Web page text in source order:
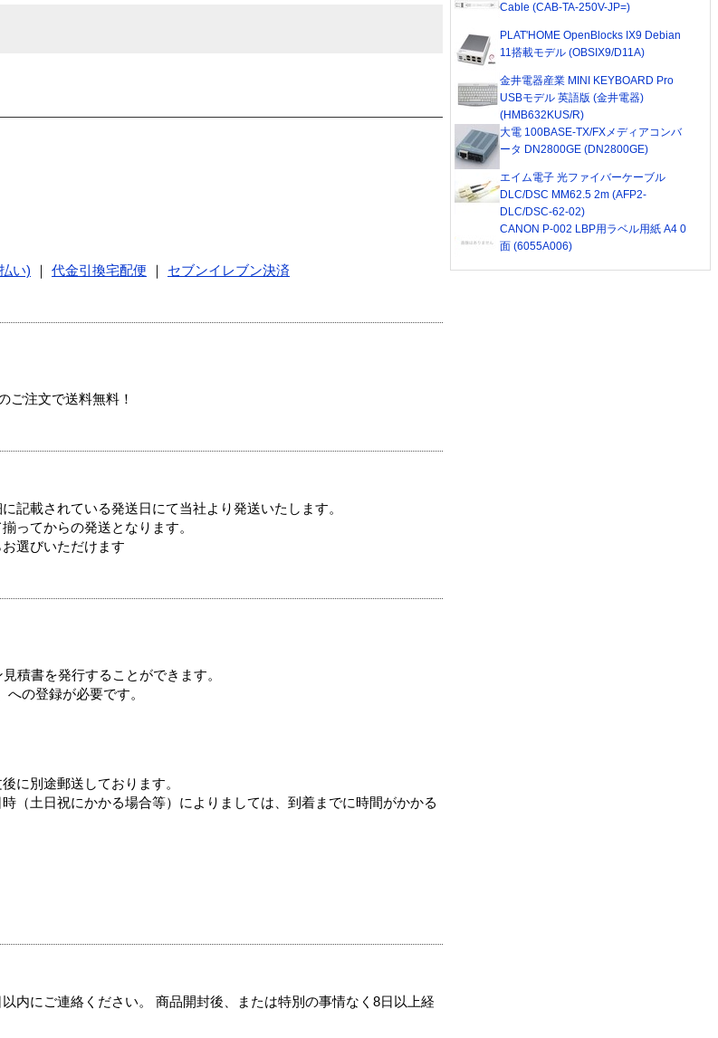
い) 代金引換宅配便
セブンイレブン決済
ご注文で送料無料！
記載されている発送日にて当社より発送いたします。
ってからの発送となります。
選びいただけます
積書を発行することができます。
の登録が必要です。
に別途郵送しております。
（土日祝にかかる場合等）によりましては、到着までに時間がかかる
内にご連絡ください。 商品開封後、または特別の事情なく8日以上経
Cable (CAB-TA-250V-JP=)
PLAT'HOME OpenBlocks IX9 Debian
11搭載モデル (OBSIX9/D11A)
金井電器産業 MINI KEYBOARD Pro
USBモデル 英語版 (金井電器)
(HMB632KUS/R)
大電 100BASE-TX/FXメディアコンバ
ータ DN2800GE (DN2800GE)
エイム電子 光ファイバーケーブル
DLC/DSC MM62.5 2m (AFP2-
DLC/DSC-62-02)
CANON P-002 LBP用ラベル用紙 A4 0
面 (6055A006)